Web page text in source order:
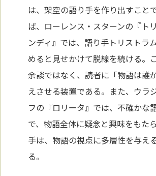
は、架空の語り手を作り出すこと
ば、ローレンス・スターンの『ト
ンディ』では、語り手トリストラ
めると見せかけて脱線を続ける。
余談ではなく、読者に「物語は誰
えさせる装置である。また、ウラ
フの『ロリータ』では、不確かな
で、物語全体に疑念と興味をもた
手は、物語の視点に多層性を与え
る。